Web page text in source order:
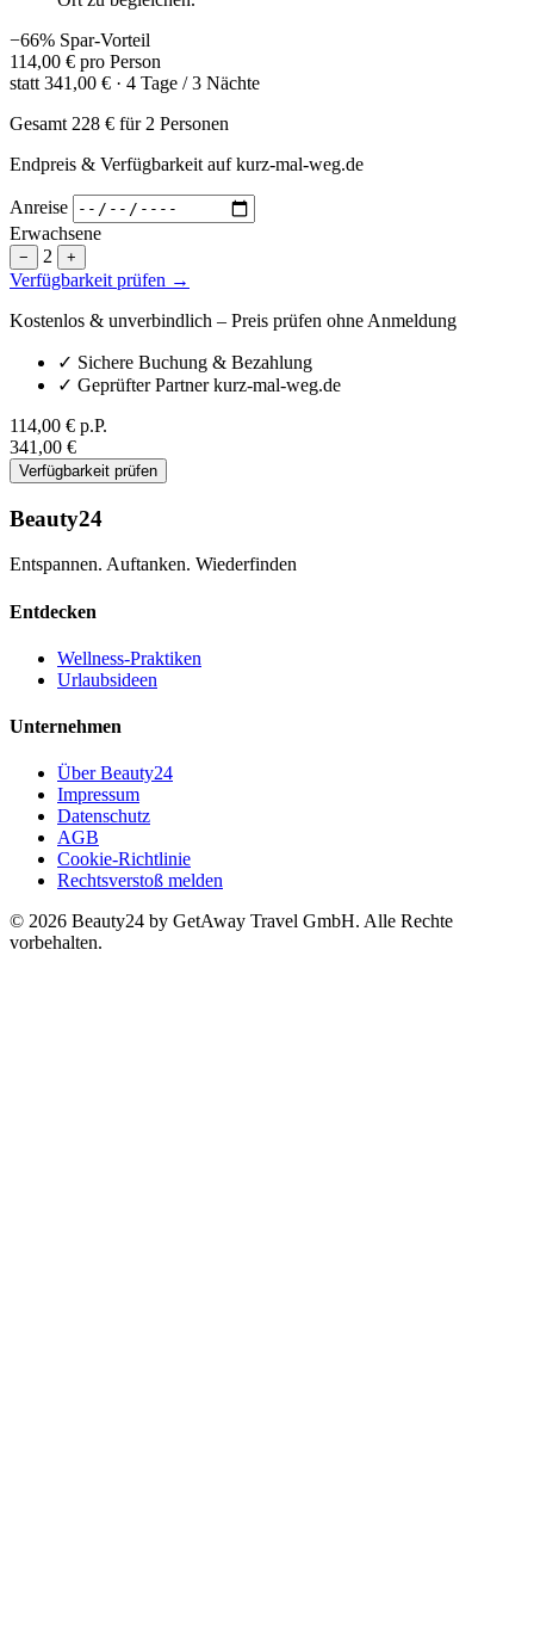
−66% Spar-Vorteil
114,00 € pro Person
statt 341,00 € · 4 Tage / 3 Nächte
Gesamt 228 € für 2 Personen
Endpreis & Verfügbarkeit auf kurz-mal-weg.de
Anreise
Erwachsene
− 2 +
Verfügbarkeit prüfen →
Kostenlos & unverbindlich – Preis prüfen ohne Anmeldung
✓ Sichere Buchung & Bezahlung
✓ Geprüfter Partner kurz-mal-weg.de
114,00 € p.P.
341,00 €
Verfügbarkeit prüfen
Beauty24
Entspannen. Auftanken. Wiederfinden
Entdecken
Wellness-Praktiken
Urlaubsideen
Unternehmen
Über Beauty24
Impressum
Datenschutz
AGB
Cookie-Richtlinie
Rechtsverstoß melden
© 2026 Beauty24 by GetAway Travel GmbH. Alle Rechte
vorbehalten.